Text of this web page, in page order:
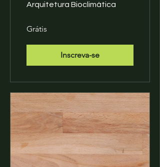
Arquitetura Bioclimática
Grátis
Inscreva-se